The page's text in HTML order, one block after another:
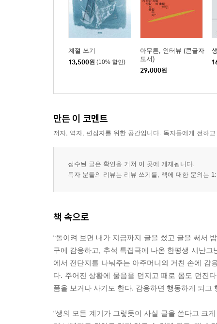
인터뷰 1 : “침대에 누워 대소변 받아내도 살아 있어
공주병 울엄마 희순 씨의 우울증 극복기(박선미)
인터뷰 2 : “장수 씨, 이제 그만 짐을 덜어요”
가족등록부에만 존재하는 그와 나(사은)
참고도서 : 글쓰기 수업 시간에 읽은 책들
계절 쓰기
13,500원 (10% 할인)
아무튼, 인터뷰 (큰글자
도서)
29,000원
만든 이 코멘트
저자, 역자, 편집자를 위한 공간입니다. 독자들에게 전하
접수된 글은 확인을 거쳐 이 곳에 게재됩니다.
독자 분들의 리뷰는 리뷰 쓰기를, 책에 대한 문의는
책 속으로
“돌이켜 보면 내가 지금까지 글을 썼고 글을 써서
구에 감응하고, 추석 특집극에 나온 한평생 시난
에서 전단지를 나눠주는 아주머니의 거친 손에 감
다. 주어진 상황에 물음을 던지고 때로 몸도 던진
품을 보거나 사기도 한다. 감응하면 행동하게 되고
“생의 모든 계기가 그렇듯이 사실 글을 쓴다고 크